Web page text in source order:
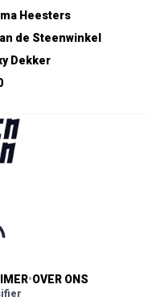
Heesters
de Steenwinkel
Dekker
•OVER ONS